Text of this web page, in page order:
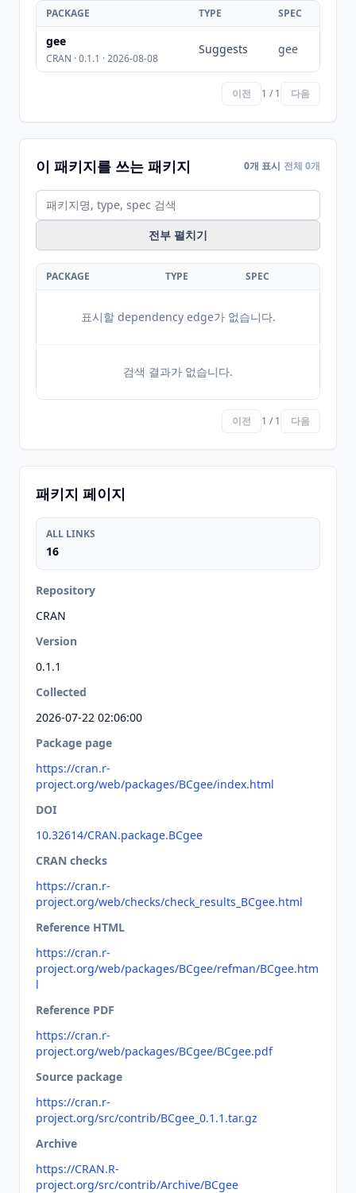
PACKAGE TYPE SPEC
gee
CRAN · 0.1.1 · 2026-08-08
Suggests gee
이전 1 / 1 다음
이 패키지를 쓰는 패키지 0개 표시 전체 0개
전부 펼치기
PACKAGE TYPE SPEC
표시할 dependency edge가 없습니다.
검색 결과가 없습니다.
이전 1 / 1 다음
패키지 페이지
ALL LINKS
16
Repository
CRAN
Version
0.1.1
Collected
2026-07-22 02:06:00
Package page
https://cran.r-
project.org/web/packages/BCgee/index.html
DOI
10.32614/CRAN.package.BCgee
CRAN checks
https://cran.r-
project.org/web/checks/check_results_BCgee.html
Reference HTML
https://cran.r-
project.org/web/packages/BCgee/refman/BCgee.htm
l
Reference PDF
https://cran.r-
project.org/web/packages/BCgee/BCgee.pdf
Source package
https://cran.r-
project.org/src/contrib/BCgee_0.1.1.tar.gz
Archive
https://CRAN.R-
project.org/src/contrib/Archive/BCgee